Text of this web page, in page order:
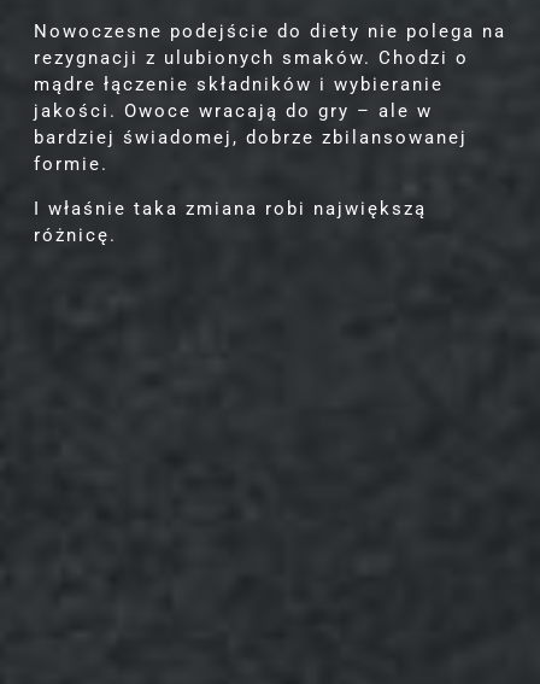
Nowoczesne podejście do diety nie polega na
rezygnacji z ulubionych smaków. Chodzi o
mądre łączenie składników i wybieranie
jakości. Owoce wracają do gry – ale w
bardziej świadomej, dobrze zbilansowanej
formie.
I właśnie taka zmiana robi największą
różnicę.